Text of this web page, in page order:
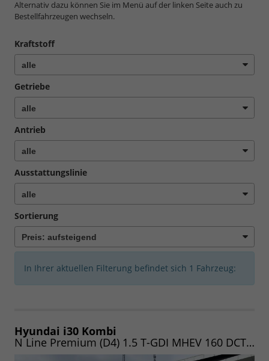
Alternativ dazu können Sie im Menü auf der linken Seite auch zu
Bestellfahrzeugen wechseln.
Kraftstoff
Getriebe
Antrieb
Ausstattungslinie
Sortierung
In Ihrer aktuellen Filterung befindet sich 1 Fahrzeug:
Hyundai i30 Kombi
N Line Premium (D4) 1.5 T-GDI MHEV 160 DCT | VOLLAUSSTATTUNG|PANO|NAV|LED| UVM. (Vorlauf 07.09.2026)